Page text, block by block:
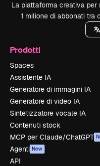
La piattaforma creativa
1 milione di abbonati tra
Prodotti
Spaces
Assistente IA
Generatore di immagini IA
Generatore di video IA
Sintetizzatore vocale IA
Contenuti stock
MCP per Claude/ChatGPT
Agenti New
API